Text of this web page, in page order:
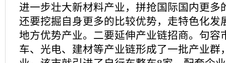
进一步壮大新材料产业，拼抢国际国内更多
还要挖掘自身更多的比较优势，走特色化发
地方优势产业。二要延伸产业链招商。句容
车、光电、建材等产业链形成了一批产业群